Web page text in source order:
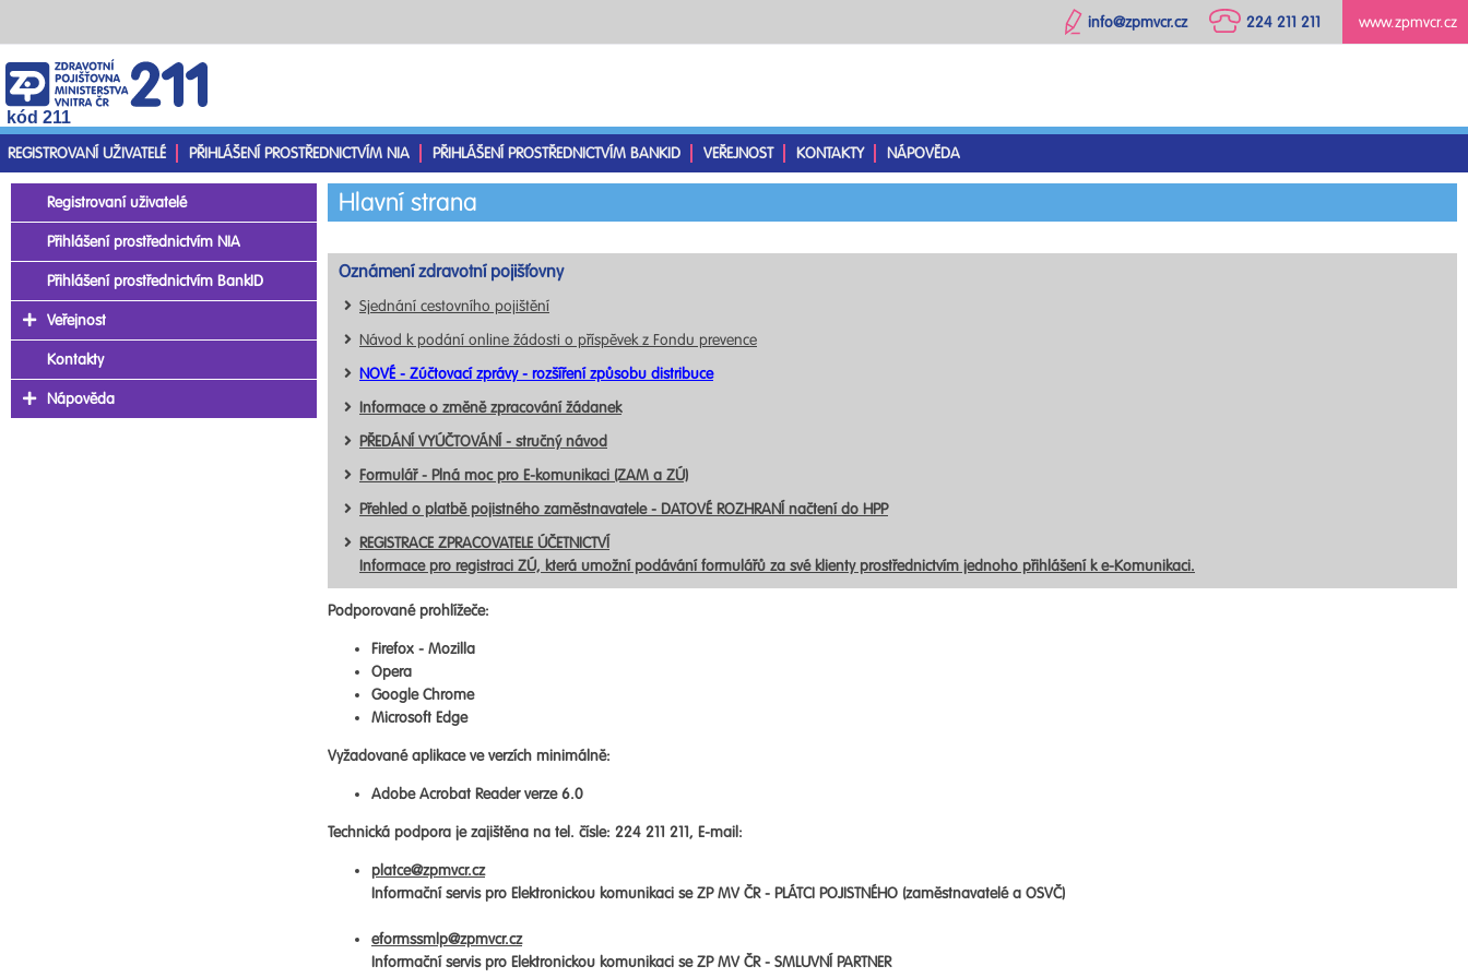
www.zpmvcr.cz
224 211 211
info@zpmvcr.cz
kód 211
REGISTROVANÍ UŽIVATELÉ
PŘIHLÁŠENÍ PROSTŘEDNICTVÍM NIA PŘIHLÁŠENÍ PROSTŘEDNICTVÍM BANKID VEŘEJNOST KONTAKTY NÁPOVĚDA
Hlavní strana
Oznámení zdravotní pojišťovny
Sjednání cestovního pojištění
Návod k podání online žádosti o příspěvek z Fondu prevence
NOVÉ - Zúčtovací zprávy - rozšíření způsobu distribuce
Informace o změně zpracování žádanek
PŘEDÁNÍ VYÚČTOVÁNÍ - stručný návod
Formulář - Plná moc pro E-komunikaci (ZAM a ZÚ)
Přehled o platbě pojistného zaměstnavatele - DATOVÉ ROZHRANÍ načtení do HPP
REGISTRACE ZPRACOVATELE ÚČETNICTVÍ
Informace pro registraci ZÚ, která umožní podávání formulářů za své klienty prostřednictvím jednoho přihlášení k e-Komunikaci.
Podporované prohlížeče:
Firefox - Mozilla
Opera
Google Chrome
Microsoft Edge
Vyžadované aplikace ve verzích minimálně:
Adobe Acrobat Reader verze 6.0
Technická podpora je zajištěna na tel. čísle: 224 211 211, E-mail:
platce@zpmvcr.cz
Informační servis pro Elektronickou komunikaci se ZP MV ČR - PLÁTCI POJISTNÉHO (zaměstnavatelé a OSVČ)
eformssmlp@zpmvcr.cz
Informační servis pro Elektronickou komunikaci se ZP MV ČR - SMLUVNÍ PARTNER
Registrovaní uživatelé
Přihlášení prostřednictvím NIA
Přihlášení prostřednictvím BankID
Veřejnost
Kontakty
Nápověda